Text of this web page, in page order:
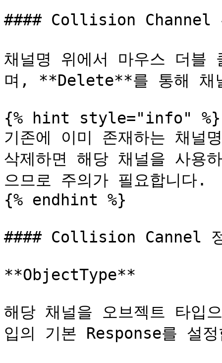
#### Collision Channel
채널명 위에서 마우스 더블
며, **Delete**를 통해 채
{% hint style="info" %}
기존에 이미 존재하는 채널
삭제하면 해당 채널을 사용
으므로 주의가 필요합니다.
{% endhint %}
#### Collision Cannel
**ObjectType**
해당 채널을 오브젝트 타입
입의 기본 Response를 설